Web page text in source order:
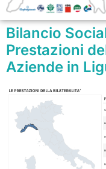
Bilancio
Prestazioni
Aziende in